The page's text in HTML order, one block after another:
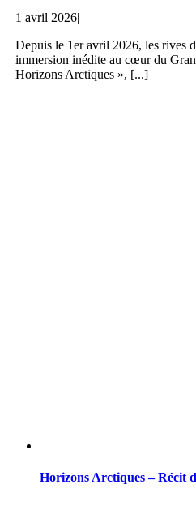
1 avril 2026|
Depuis le 1er avril 2026, les rives
immersion inédite au cœur du
Horizons Arctiques », [...]
Horizons Arctiques – Récit